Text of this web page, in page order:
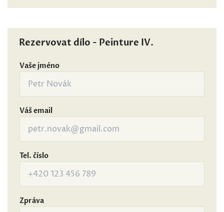
Rezervovat dílo - Peinture IV.
Vaše jméno
Váš email
Tel. číslo
Zpráva